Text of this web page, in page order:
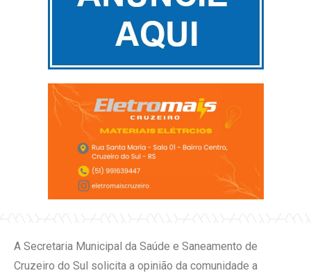
A Secretaria Municipal da Saúde e Saneamento de
Cruzeiro do Sul solicita a opinião da comunidade a